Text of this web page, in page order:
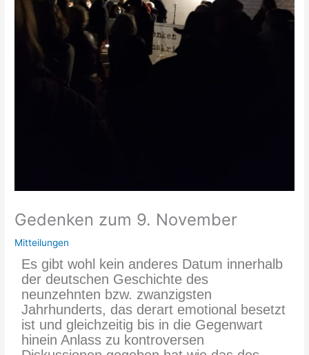
Gedenken zum 9. November
Mitteilungen
Es gibt wohl kein anderes Datum innerhalb
der deutschen Geschichte des
neunzehnten bzw. zwanzigsten
Jahrhunderts, das derart emotional besetzt
ist und gleichzeitig bis in die Gegenwart
hinein Anlass zu kontroversen